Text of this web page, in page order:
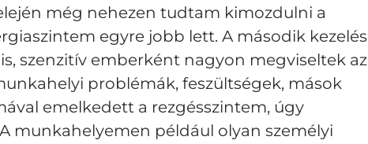
még nehezen tudtam kimozdulni a
egyre jobb lett. A második kezelés
szenzitív emberként nagyon megviseltek az
problémák, feszültségek, mások
emelkedett a rezgésszintem, úgy
munkahelyemen például olyan személyi